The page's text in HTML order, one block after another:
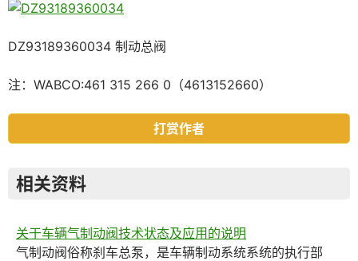
DZ93189360034 制动总阀
注：WABCO:461 315 266 0（4613152660）
打赏作者
相关资料
关于车辆气制动阀技术状态及应用的说明
气制动阀俗称刹车总泵，是车辆制动系统系统的执行部